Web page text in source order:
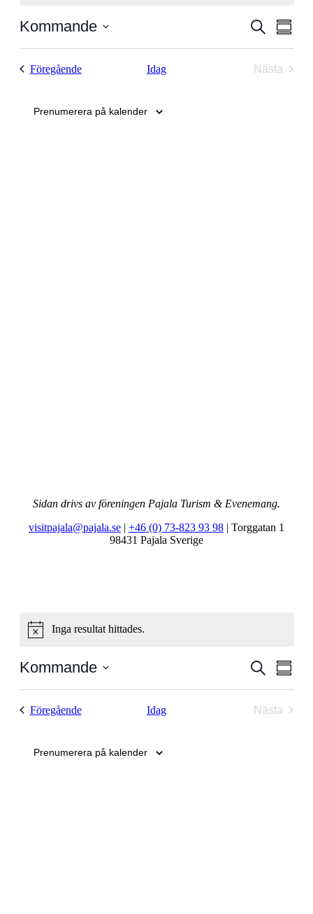
Search
and
Sök
Kommande
FöregåendeEvenemang Idag
Nästa
Prenumerera på kalender
Sidan drivs av föreningen Pajala Turism & Evenemang.
visitpajala@pajala.se | +46 (0) 73-823 93 98 | Torggatan 1
98431 Pajala Sverige
NoticeInga resultat hittades.
Search
and
Sök
Kommande
FöregåendeEvenemang Idag
Nästa
Prenumerera på kalender